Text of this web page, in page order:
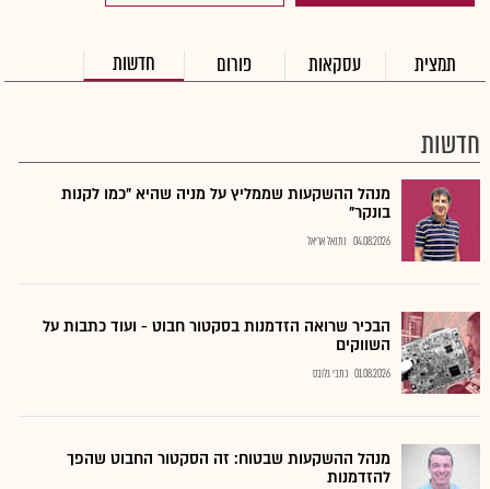
תמצית עסקאות פורום חדשות
חדשות
מנהל ההשקעות שממליץ על מניה שהיא "כמו לקנות
בונקר"
04.08.2026 נתנאל אריאל
הבכיר שרואה הזדמנות בסקטור חבוט - ועוד כתבות על
השווקים
01.08.2026 כתבי גלובס
מנהל ההשקעות שבטוח: זה הסקטור החבוט שהפך
להזדמנות